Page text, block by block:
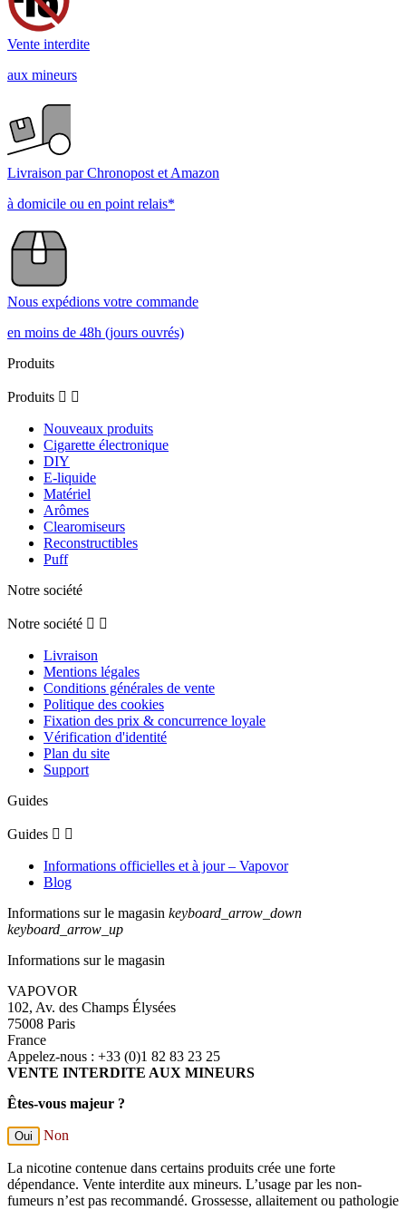
Vente interdite
aux mineurs
Livraison par Chronopost et Amazon
à domicile ou en point relais*
Nous expédions votre commande
en moins de 48h (jours ouvrés)
Produits
Produits  
Nouveaux produits
Cigarette électronique
DIY
E-liquide
Matériel
Arômes
Clearomiseurs
Reconstructibles
Puff
Notre société
Notre société  
Livraison
Mentions légales
Conditions générales de vente
Politique des cookies
Fixation des prix & concurrence loyale
Vérification d'identité
Plan du site
Support
Guides
Guides  
Informations officielles et à jour – Vapovor
Blog
Informations sur le magasin keyboard_arrow_down
keyboard_arrow_up
Informations sur le magasin
VAPOVOR
102, Av. des Champs Élysées
75008 Paris
France
Appelez-nous : +33 (0)1 82 83 23 25
VENTE INTERDITE AUX MINEURS
Êtes-vous majeur ?
Oui Non
La nicotine contenue dans certains produits crée une forte
dépendance. Vente interdite aux mineurs. L’usage par les non-
fumeurs n’est pas recommandé. Grossesse, allaitement ou pathologie